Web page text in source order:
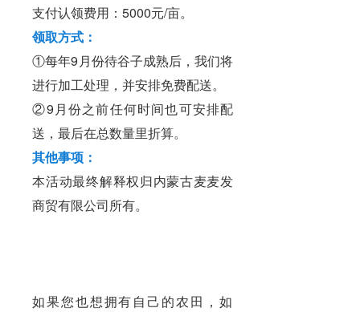
支付认领费用：5000元/亩。
领取方式：
①每年9月份待谷子成熟后，我们将
进行加工处理，并安排免费配送。
②9月份之前任何时间也可安排配
送，最后在总数量里折算。
其他事项：
本活动最终解释权归内蒙古麦麦发
商贸有限公司所有。
如果您也想拥有自己的农田，如